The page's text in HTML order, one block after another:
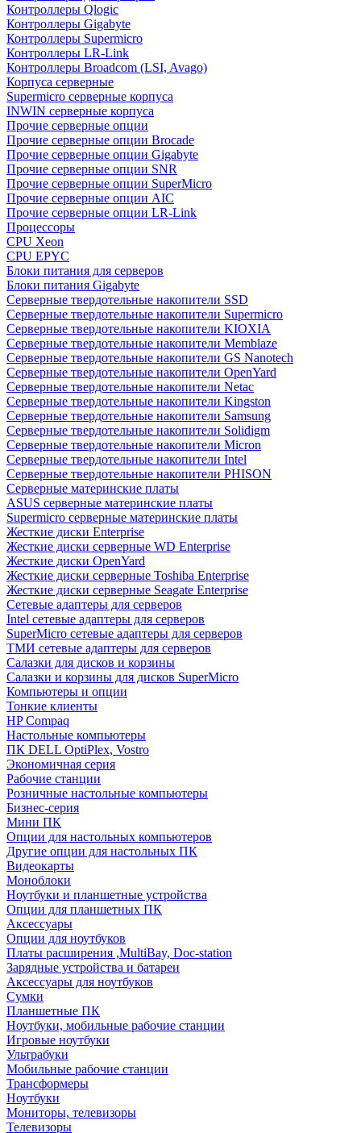
Контроллеры Qlogic
Контроллеры Gigabyte
Контроллеры Supermicro
Контроллеры LR-Link
Контроллеры Broadcom (LSI, Avago)
Корпуса серверные
Supermicro серверные корпуса
INWIN серверные корпуса
Прочие серверные опции
Прочие серверные опции Brocade
Прочие серверные опции Gigabyte
Прочие серверные опции SNR
Прочие серверные опции SuperMicro
Прочие серверные опции AIC
Прочие серверные опции LR-Link
Процессоры
CPU Xeon
CPU EPYC
Блоки питания для серверов
Блоки питания Gigabyte
Серверные твердотельные накопители SSD
Cерверные твердотельные накопители Supermicro
Cерверные твердотельные накопители KIOXIA
Cерверные твердотельные накопители Memblaze
Cерверные твердотельные накопители GS Nanotech
Серверные твердотельные накопители OpenYard
Серверные твердотельные накопители Netac
Cерверные твердотельные накопители Kingston
Cерверные твердотельные накопители Samsung
Cерверные твердотельные накопители Solidigm
Cерверные твердотельные накопители Micron
Cерверные твердотельные накопители Intel
Cерверные твердотельные накопители PHISON
Серверные материнские платы
ASUS серверные материнские платы
Supermicro серверные материнские платы
Жесткие диски Enterprise
Жесткие диски серверные WD Enterprise
Жесткие диски OpenYard
Жесткие диски серверные Toshiba Enterprise
Жесткие диски серверные Seagate Enterprise
Сетевые адаптеры для серверов
Intel сетевые адаптеры для серверов
SuperMicro сетевые адаптеры для серверов
ТМИ сетевые адаптеры для серверов
Салазки для дисков и корзины
Салазки и корзины для дисков SuperMicro
Компьютеры и опции
Тонкие клиенты
HP Compaq
Настольные компьютеры
ПК DELL OptiPlex, Vostro
Экономичная серия
Рабочие станции
Розничные настольные компьютеры
Бизнес-серия
Мини ПК
Опции для настольных компьютеров
Другие опции для настольных ПК
Видеокарты
Моноблоки
Ноутбуки и планшетные устройства
Опции для планшетных ПК
Аксессуары
Опции для ноутбуков
Платы расширения ,MultiBay, Doc-station
Зарядные устройства и батареи
Аксессуары для ноутбуков
Сумки
Планшетные ПК
Ноутбуки, мобильные рабочие станции
Игровые ноутбуки
Ультрабуки
Мобильные рабочие станции
Трансформеры
Ноутбуки
Мониторы, телевизоры
Телевизоры